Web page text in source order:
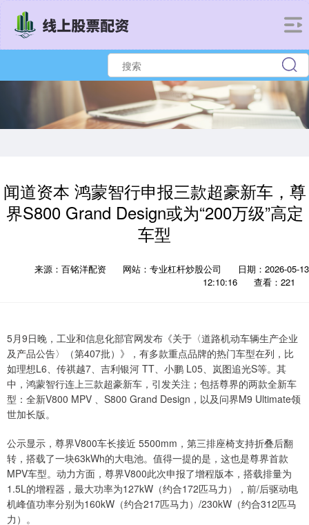
闻道资本 鸿蒙智行申报三款超豪新车，尊
界S800 Grand Design或为“200万级”高定
车型
来源：百铭洋配资 网站：专业杠杆炒股公司
日期：2026-05-13
12:10:16
查看：221
5月9日晚，工业和信息化部官网发布《关于〈道路机动车辆生产企业
及产品公告〉（第407批）》，有多款重点品牌的热门车型在列，比
如理想L6、传祺越7、吉利银河 TT、小鹏 L05、岚图追光S等。其
中，鸿蒙智行连上三款超豪新车，引发关注；包括尊界的两款全新车
型：全新V800 MPV 、S800 Grand Design，以及问界M9 Ultimate领
世加长版。
公示显示，尊界V800车长接近 5500mm，第三排座椅支持折叠后翻
转，搭载了一块63kWh的大电池。值得一提的是，这也是尊界首款
MPV车型。动力方面，尊界V800此次申报了增程版本，搭载排量为
1.5L的增程器，最大功率为127kW（约合172匹马力），前/后驱动电
机峰值功率分别为160kW（约合217匹马力）/230kW（约合312匹马
力）。